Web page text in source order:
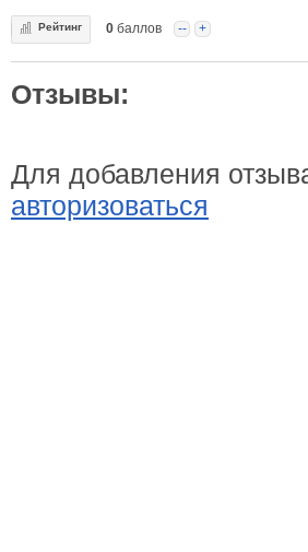
Рейтинг 0 баллов -- +
Отзывы:
Для добавления
авторизоваться